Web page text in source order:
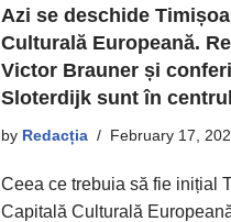
Azi se deschide
Culturală Europeană.
Victor Brauner și
Sloterdijk sunt în
by Redacția February 17,
Ceea ce trebuia să fie inițial
Capitală Culturală